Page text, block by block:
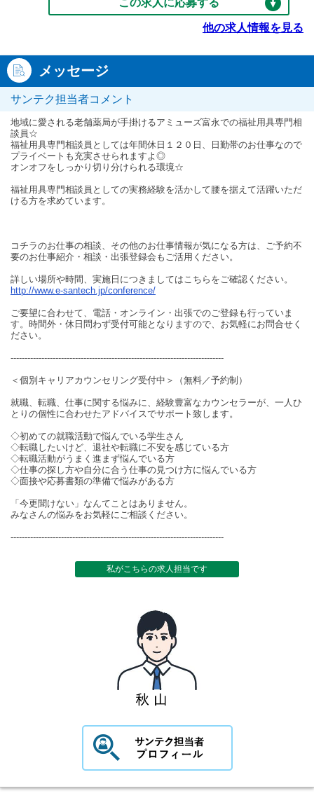
この求人に応募する
他の求人情報を見る
メッセージ
サンテク担当者コメント
地域に愛される老舗薬局が手掛けるアミューズ富永での福祉用具専門相
談員☆
福祉用具専門相談員としては年間休日１２０日、日勤帯のお仕事なので
プライベートも充実させられますよ◎
オンオフをしっかり切り分けられる環境☆
福祉用具専門相談員としての実務経験を活かして腰を据えて活躍いただ
ける方を求めています。
コチラのお仕事の相談、その他のお仕事情報が気になる方は、ご予約不
要のお仕事紹介・相談・出張登録会もご活用ください。
詳しい場所や時間、実施日につきましてはこちらをご確認ください。
http://www.e-santech.jp/conference/
ご要望に合わせて、電話・オンライン・出張でのご登録も行っていま
す。時間外・休日問わず受付可能となりますので、お気軽にお問合せく
ださい。
----------------------------------------------------------------------------
＜個別キャリアカウンセリング受付中＞（無料／予約制）
就職、転職、仕事に関する悩みに、経験豊富なカウンセラーが、一人ひ
とりの個性に合わせたアドバイスでサポート致します。
◇初めての就職活動で悩んでいる学生さん
◇転職したいけど、退社や転職に不安を感じている方
◇転職活動がうまく進まず悩んでいる方
◇仕事の探し方や自分に合う仕事の見つけ方に悩んでいる方
◇面接や応募書類の準備で悩みがある方
「今更聞けない」なんてことはありません。
みなさんの悩みをお気軽にご相談ください。
----------------------------------------------------------------------------
私がこちらの求人担当です